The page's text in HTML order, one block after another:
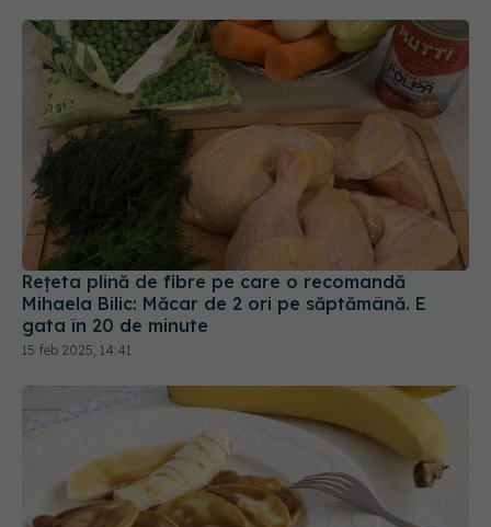
Rețeta plină de fibre pe care o recomandă
Mihaela Bilic: Măcar de 2 ori pe săptămână. E
gata în 20 de minute
15 feb 2025, 14:41